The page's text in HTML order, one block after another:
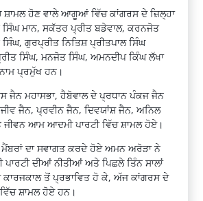
ਸ਼ਾਮਲ ਹੋਣ ਵਾਲੇ ਆਗੂਆਂ ਵਿੱਚ ਕਾਂਗਰਸ ਦੇ ਜ਼ਿਲ੍ਹਾ
ਮਾਨ, ਸਕੱਤਰ ਪ੍ਰੀਤ ਬਡੇਵਾਲ, ਕਰਨਜੋਤ
ਗੁਰਪ੍ਰੀਤ ਨਿਤਿਸ਼ ਪ੍ਰੀਤਪਾਲ ਸਿੰਘ
ਸਿੰਘ, ਮਨਜੋਤ ਸਿੰਘ, ਅਮਨਦੀਪ ਕਿੰਘ ਲੱਖਾ
ਪ੍ਰਮੁੱਖ ਹਨ।
ਜੈਨ ਮਹਾਸਭਾ, ਹੈਬੋਵਾਲ ਦੇ ਪ੍ਰਧਾਨ ਪੰਕਜ ਜੈਨ
ਜੈਨ, ਪ੍ਰਵੀਨ ਜੈਨ, ਦਿਵਯਾਂਸ਼ ਜੈਨ, ਅਨਿਲ
ਆਮ ਆਦਮੀ ਪਾਰਟੀ ਵਿੱਚ ਸ਼ਾਮਲ ਹੋਏ।
ਮੈਂਬਰਾਂ ਦਾ ਸਵਾਗਤ ਕਰਦੇ ਹੋਏ ਅਮਨ ਅਰੋੜਾ ਨੇ
ਦੀਆਂ ਨੀਤੀਆਂ ਅਤੇ ਪਿਛਲੇ ਤਿੰਨ ਸਾਲਾਂ
ਕਾਰਜਕਾਲ ਤੋਂ ਪ੍ਰਭਾਵਿਤ ਹੋ ਕੇ, ਅੱਜ ਕਾਂਗਰਸ ਦੇ
ਸ਼ਾਮਲ ਹੋਏ ਹਨ।